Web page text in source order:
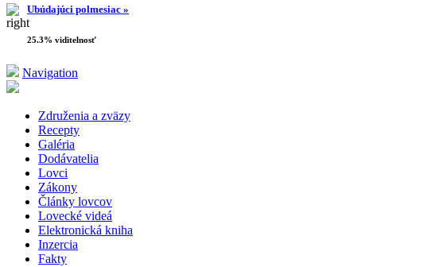
Ubúdajúci polmesiac »
25.3% viditelnosť
Navigation
Združenia a zväzy
Recepty
Galéria
Dodávatelia
Lovci
Zákony
Články lovcov
Lovecké videá
Elektronická kniha
Inzercia
Fakty